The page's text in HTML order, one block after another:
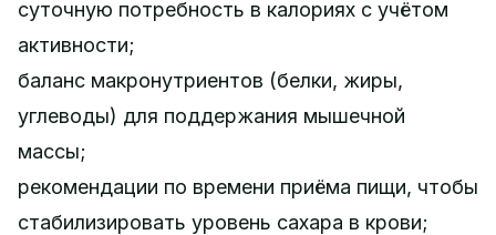
суточную потребность в калориях с учётом
активности;
баланс макронутриентов (белки, жиры,
углеводы) для поддержания мышечной
массы;
рекомендации по времени приёма пищи, чтобы
стабилизировать уровень сахара в крови;